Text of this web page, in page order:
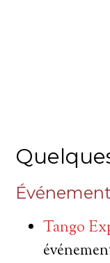
Tango